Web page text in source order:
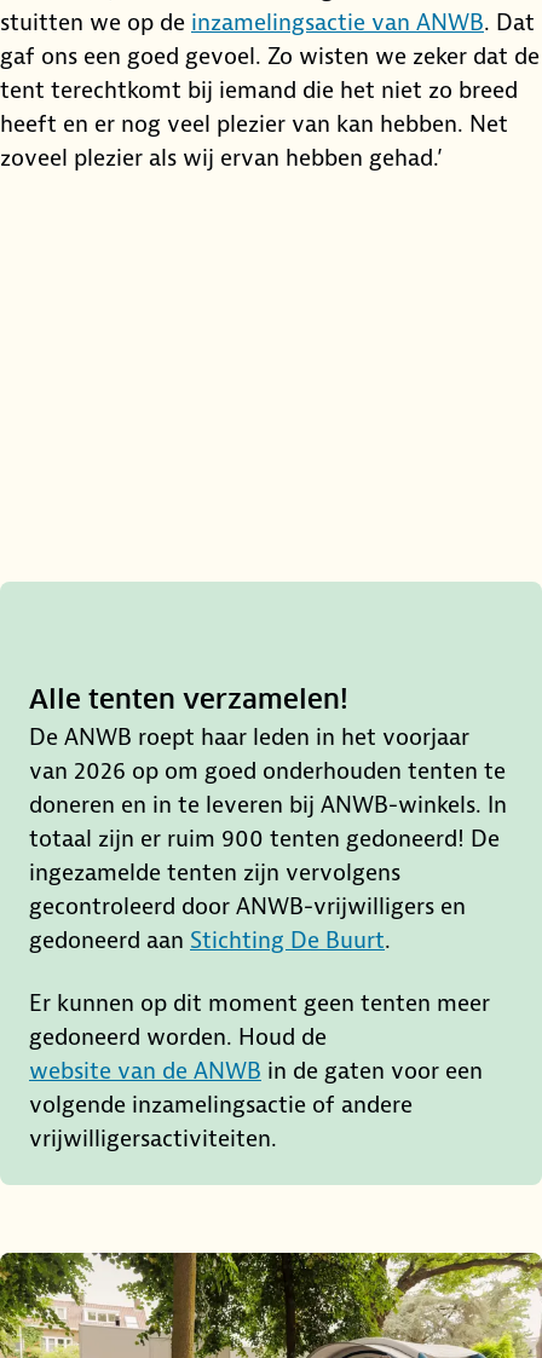
stuitten we op de inzamelingsactie van ANWB. Dat
gaf ons een goed gevoel. Zo wisten we zeker dat de
tent terechtkomt bij iemand die het niet zo breed
heeft en er nog veel plezier van kan hebben. Net
zoveel plezier als wij ervan hebben gehad.’
Alle tenten verzamelen!
De ANWB roept haar leden in het voorjaar
van 2026 op om goed onderhouden tenten te
doneren en in te leveren bij ANWB-winkels. In
totaal zijn er ruim 900 tenten gedoneerd! De
ingezamelde tenten zijn vervolgens
gecontroleerd door ANWB-vrijwilligers en
gedoneerd aan Stichting De Buurt.
Er kunnen op dit moment geen tenten meer
gedoneerd worden. Houd de
website van de ANWB in de gaten voor een
volgende inzamelingsactie of andere
vrijwilligersactiviteiten.